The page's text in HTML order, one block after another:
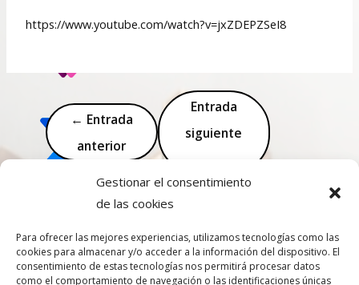
Gestionar el consentimiento
de las cookies
Para ofrecer las mejores experiencias, utilizamos tecnologías como las
cookies para almacenar y/o acceder a la información del dispositivo. El
consentimiento de estas tecnologías nos permitirá procesar datos
como el comportamiento de navegación o las identificaciones únicas
https://www.youtube.com/watch?v=jxZDEPZSeI8
← Entrada
anterior
Entrada
siguiente